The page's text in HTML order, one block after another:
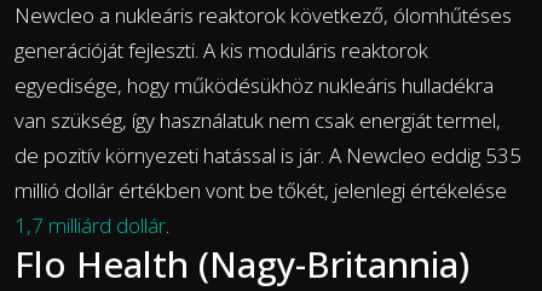
Newcleo a nukleáris reaktorok következő, ólomhűtéses
generációját fejleszti. A kis moduláris reaktorok
egyedisége, hogy működésükhöz nukleáris hulladékra
van szükség, így használatuk nem csak energiát termel,
de pozitív környezeti hatással is jár. A Newcleo eddig 535
millió dollár értékben vont be tőkét, jelenlegi értékelése
1,7 milliárd dollár.
Flo Health (Nagy-Britannia)